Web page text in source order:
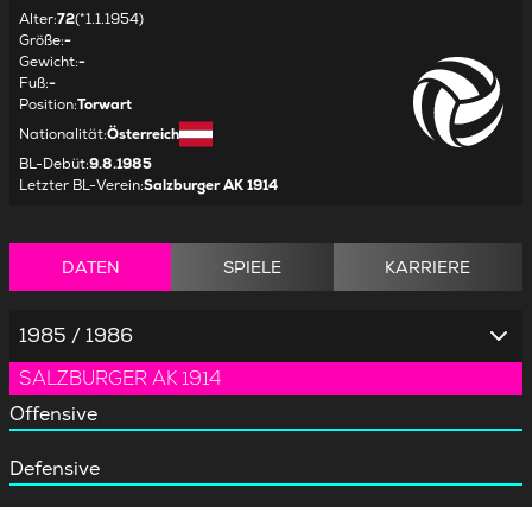
Alter:72(*1.1.1954)
Größe:-
Gewicht:-
Fuß:-
Position:Torwart
Nationalität:Österreich
BL-Debüt:9.8.1985
Letzter BL-Verein:Salzburger AK 1914
DATEN SPIELE KARRIERE
1985 / 1986
SALZBURGER AK 1914
Offensive
Defensive